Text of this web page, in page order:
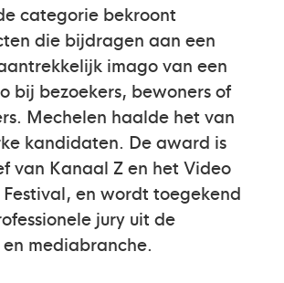
categorie bekroont
die bijdragen aan een
imago van een
bij bezoekers, bewoners of
Mechelen haalde het van
kandidaten. De award is
van Kanaal Z en het Video
en wordt toegekend
jury uit de
mediabranche.